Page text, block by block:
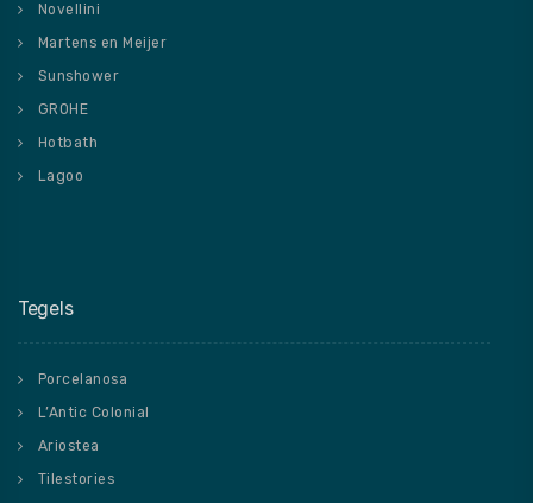
Novellini
Martens en Meijer
Sunshower
GROHE
Hotbath
Lagoo
Tegels
Porcelanosa
L’Antic Colonial
Ariostea
Tilestories